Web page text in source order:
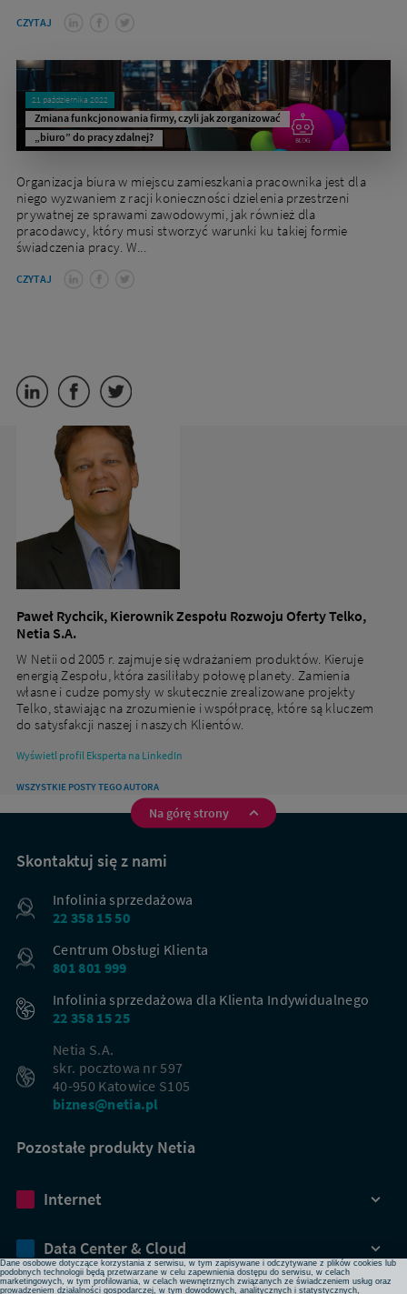
CZYTAJ
21 października 2022
Zmiana funkcjonowania firmy, czyli jak zorganizować
„biuro” do pracy zdalnej?
Organizacja biura w miejscu zamieszkania pracownika jest dla
niego wyzwaniem z racji konieczności dzielenia przestrzeni
prywatnej ze sprawami zawodowymi, jak również dla
pracodawcy, który musi stworzyć warunki ku takiej formie
świadczenia pracy. W...
CZYTAJ
Paweł Rychcik, Kierownik Zespołu Rozwoju Oferty Telko,
Netia S.A.
W Netii od 2005 r. zajmuje się wdrażaniem produktów. Kieruje
energią Zespołu, która zasiliłaby połowę planety. Zamienia
własne i cudze pomysły w skutecznie zrealizowane projekty
Telko, stawiając na zrozumienie i współpracę, które są kluczem
do satysfakcji naszej i naszych Klientów.
Wyświetl profil Eksperta na LinkedIn
WSZYSTKIE POSTY TEGO AUTORA
Na górę strony
Skontaktuj się z nami
Infolinia sprzedażowa
22 358 15 50
Centrum Obsługi Klienta
801 801 999
Infolinia sprzedażowa dla Klienta Indywidualnego
22 358 15 25
Netia S.A.
skr. pocztowa nr 597
40-950 Katowice S105
biznes@netia.pl
Pozostałe produkty Netia
Internet
Data Center & Cloud
Używamy plików cookies lub podobnych technologii w celu zapewnienia Ci dostępu do serwisu,
usprawniania jego działania, profilowania i wyświetlania treści dopasowanych do Twoich potrzeb. W
może spowodować brak dostępu do niektórych funkcji serwisu.
Dane osobowe dotyczące korzystania z serwisu, w tym zapisywane i odczytywane z plików cookies lub
podobnych technologii będą przetwarzane w celu zapewnienia dostępu do serwisu, w celach
marketingowych, w tym profilowania, w celach wewnętrznych związanych ze świadczeniem usług oraz
prowadzeniem działalności gospodarczej, w tym dowodowych, analitycznych i statystycznych,